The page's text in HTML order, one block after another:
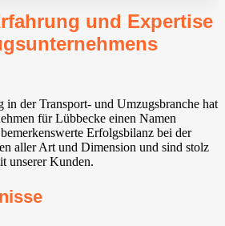
und Expertise
der Transport- und Umzugsbranche hat
für Lübbecke einen Namen
Erfolgsbilanz bei der
aller Art und Dimension und sind stolz
unserer Kunden.